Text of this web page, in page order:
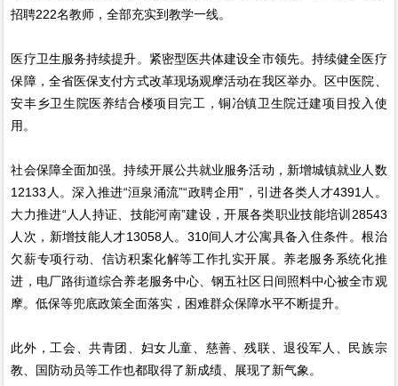
招聘222名教师，全部充实到教学一线。
医疗卫生服务持续提升。紧密型医共体建设全市领先。持续健全医疗
保障，全省医保支付方式改革现场观摩活动在我区举办。区中医院、
安丰乡卫生院医养结合楼项目完工，铜冶镇卫生院迁建项目投入使
用。
社会保障全面加强。持续开展公共就业服务活动，新增城镇就业人数
12133人。深入推进“洹泉涌流”“政聘企用”，引进各类人才4391人。
大力推进“人人持证、技能河南”建设，开展各类职业技能培训28543
人次，新增技能人才13058人。310间人才公寓具备入住条件。根治
欠薪专项行动、信访积案化解等工作扎实开展。养老服务系统化推
进，电厂路街道综合养老服务中心、钢五社区日间照料中心被全市观
摩。低保等兜底政策全面落实，困难群众保障水平不断提升。
此外，工会、共青团、妇女儿童、慈善、残联、退役军人、民族宗
教、国防动员等工作也都取得了新成绩、展现了新气象。